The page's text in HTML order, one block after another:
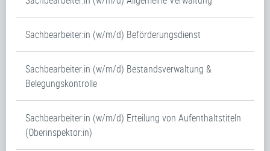
Sachbearbeiter:in (w/m/d) Beförderungsdienst
Sachbearbeiter:in (w/m/d) Bestandsverwaltung &
Belegungskontrolle
Sachbearbeiter:in (w/m/d) Erteilung von Aufenthaltstiteln
(Oberinspektor:in)